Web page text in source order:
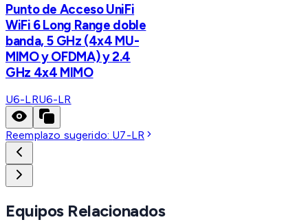
Punto de Acceso UniFi
WiFi 6 Long Range doble
banda, 5 GHz (4x4 MU-
MIMO y OFDMA) y 2.4
GHz 4x4 MIMO
U6-LRU6-LR
Reemplazo sugerido: U7-LR
Equipos Relacionados